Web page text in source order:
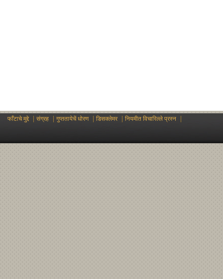
फाँटाचे मुद्दे| संग्रह गुप्ततायेचें धोरण| डिसक्लेमर| नियमीत विचारिल्ले प्रस्न